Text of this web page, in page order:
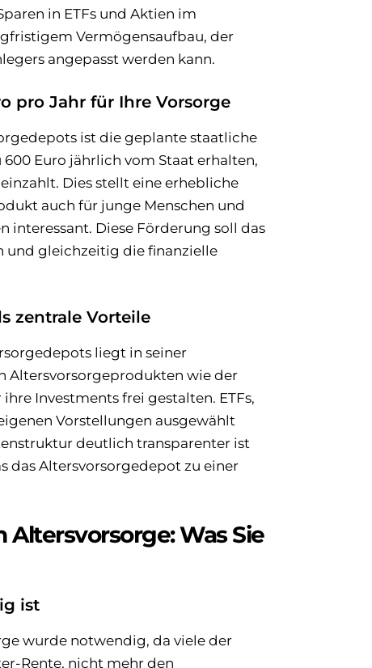
in ETFs und Aktien im
Vermögensaufbau, der
angepasst werden kann.
pro Jahr für Ihre Vorsorge
ist die geplante staatliche
Euro jährlich vom Staat erhalten,
Dies stellt eine erhebliche
auch für junge Menschen und
Diese Förderung soll das
und gleichzeitig die finanzielle
zentrale Vorteile
liegt in seiner
Altersvorsorgeprodukten wie der
Investments frei gestalten. ETFs,
Vorstellungen ausgewählt
deutlich transparenter ist
das Altersvorsorgedepot zu einer
Was Sie
ist
wurde notwendig, da viele der
Rente, nicht mehr den